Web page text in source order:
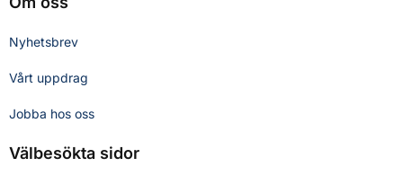
Nyhetsbrev
Vårt uppdrag
Jobba hos oss
Välbesökta sidor